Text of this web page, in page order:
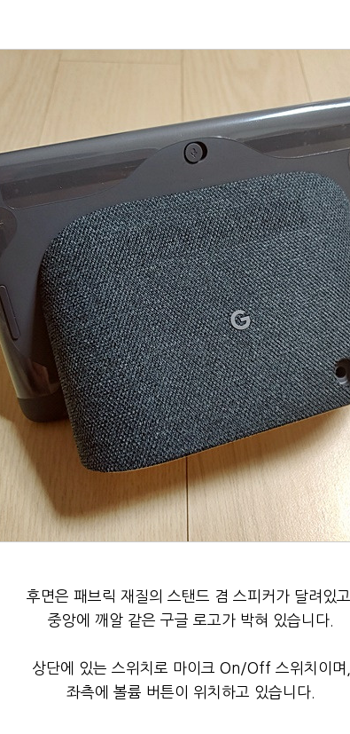
후면은 패브릭 재질의 스탠드 겸 스피커가 달려있고,
중앙에 깨알 같은 구글 로고가 박혀 있습니다.
상단에 있는 스위치로 마이크 On/Off 스위치이며,
좌측에 볼륨 버튼이 위치하고 있습니다.